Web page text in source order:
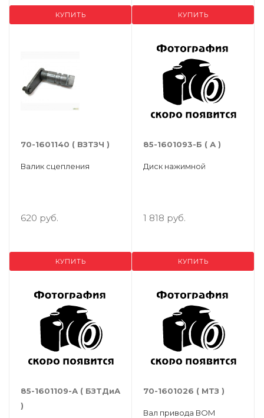
КУПИТЬ КУПИТЬ
70-1601140 ( ВЗТЗЧ )
Валик сцепления
620 руб.
КУПИТЬ
85-1601093-Б ( А )
Диск нажимной
1 818 руб.
КУПИТЬ
85-1601109-А ( БЗТДиА
)
70-1601026 ( МТЗ )
Вал привода ВОМ